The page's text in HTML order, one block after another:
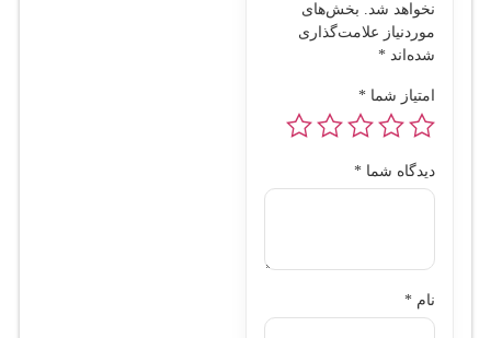
نخواهد شد. بخش‌های
موردنیاز علامت‌گذاری
شده‌اند *
امتیاز شما *
دیدگاه شما *
نام *